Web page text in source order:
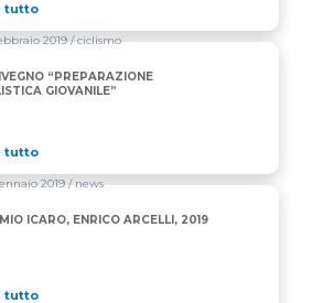
tutto
2019/ ciclismo
“PREPARAZIONE
GIOVANILE”
tutto
2019/ news
ICARO, ENRICO ARCELLI, 2019
tutto